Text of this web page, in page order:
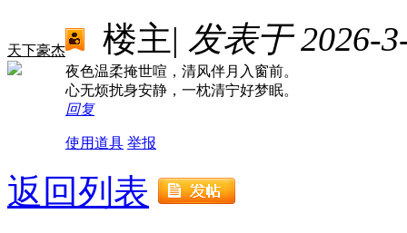
天下豪杰 楼主| 发表于 2026-
夜色温柔掩世喧，清风伴月入窗前。
心无烦扰身安静，一枕清宁好梦眠。
回复
使用道具 举报
返回列表